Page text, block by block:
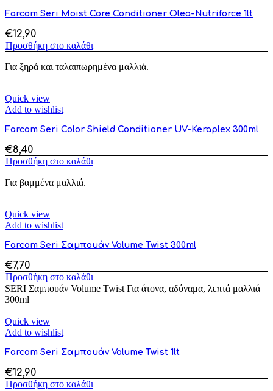
Farcom Seri Moist Core Conditioner Olea-Nutriforce 1lt
€12,90
Προσθήκη στο καλάθι
Για ξηρά και ταλαιπωρημένα μαλλιά.
Quick view
Add to wishlist
Farcom Seri Color Shield Conditioner UV-Keraplex 300ml
€8,40
Προσθήκη στο καλάθι
Για βαμμένα μαλλιά.
Quick view
Add to wishlist
Farcom Seri Σαμπουάν Volume Twist 300ml
€7,70
Προσθήκη στο καλάθι
SERI Σαμπουάν Volume Twist Για άτονα, αδύναμα, λεπτά μαλλιά
300ml
Quick view
Add to wishlist
Farcom Seri Σαμπουάν Volume Twist 1lt
€12,90
Προσθήκη στο καλάθι